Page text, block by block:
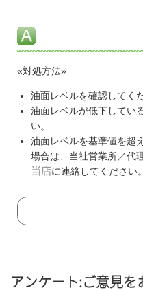
«対処方法»
油面レベルを確認してく
油面レベルが低下してい
い。
油面レベルを基準値を超
場合は、当社営業所／代
当店に連絡してください。
アンケート:ご意見を